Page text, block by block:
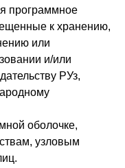
программное
к хранению,
или
и/или
РУз,
оболочке,
узловым